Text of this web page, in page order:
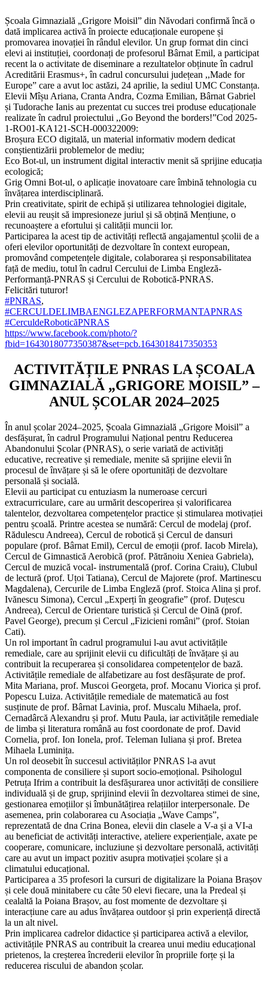
Școala Gimnazială „Grigore Moisil” din Năvodari confirmă încă o
dată implicarea activă în proiecte educaționale europene și
promovarea inovației în rândul elevilor. Un grup format din cinci
elevi ai instituției, coordonați de profesorul Bârnat Emil, a participat
recent la o activitate de diseminare a rezultatelor obținute în cadrul
Acreditării Erasmus+, în cadrul concursului județean ,,Made for
Europe” care a avut loc astăzi, 24 aprilie, la sediul UMC Constanța.
Elevii Mîșu Ariana, Cranta Andra, Cozma Emilian, Bârnat Gabriel
și Tudorache Ianis au prezentat cu succes trei produse educaționale
realizate în cadrul proiectului ,,Go Beyond the borders!”Cod 2025-
1-RO01-KA121-SCH-000322009:
Broșura ECO digitală, un material informativ modern dedicat
conștientizării problemelor de mediu;
Eco Bot-ul, un instrument digital interactiv menit să sprijine educația
ecologică;
Grig Omni Bot-ul, o aplicație inovatoare care îmbină tehnologia cu
învățarea interdisciplinară.
Prin creativitate, spirit de echipă și utilizarea tehnologiei digitale,
elevii au reușit să impresioneze juriul și să obțină Mențiune, o
recunoaștere a efortului și calității muncii lor.
Participarea la acest tip de activități reflectă angajamentul școlii de a
oferi elevilor oportunități de dezvoltare în context european,
promovând competențele digitale, colaborarea și responsabilitatea
față de mediu, totul în cadrul Cercului de Limba Engleză-
Performanță-PNRAS și Cercului de Robotică-PNRAS.
Felicitări tuturor!
#PNRAS,
#CERCULDELIMBAENGLEZAPERFORMANTAPNRAS
#CerculdeRoboticăPNRAS
https://www.facebook.com/photo/?
fbid=1643018077350387&set=pcb.1643018417350353
ACTIVITĂȚILE PNRAS LA ȘCOALA
GIMNAZIALĂ „GRIGORE MOISIL” –
ANUL ȘCOLAR 2024–2025
În anul școlar 2024–2025, Școala Gimnazială „Grigore Moisil” a
desfășurat, în cadrul Programului Național pentru Reducerea
Abandonului Școlar (PNRAS), o serie variată de activități
educative, recreative și remediale, menite să sprijine elevii în
procesul de învățare și să le ofere oportunități de dezvoltare
personală și socială.
Elevii au participat cu entuziasm la numeroase cercuri
extracurriculare, care au urmărit descoperirea și valorificarea
talentelor, dezvoltarea competențelor practice și stimularea motivației
pentru școală. Printre acestea se numără: Cercul de modelaj (prof.
Rădulescu Andreea), Cercul de robotică și Cercul de dansuri
populare (prof. Bârnat Emil), Cercul de emoții (prof. Iacob Mirela),
Cercul de Gimnastică Aerobică (prof. Pătrănoiu Xeniea Gabriela),
Cercul de muzică vocal- instrumentală (prof. Corina Craiu), Clubul
de lectură (prof. Uțoi Tatiana), Cercul de Majorete (prof. Martinescu
Magdalena), Cercurile de Limba Engleză (prof. Stoica Alina și prof.
Ivănescu Simona), Cercul „Experți în geografie” (prof. Duțescu
Andreea), Cercul de Orientare turistică și Cercul de Oină (prof.
Pavel George), precum și Cercul „Fizicieni români” (prof. Stoian
Cati).
Un rol important în cadrul programului l-au avut activitățile
remediale, care au sprijinit elevii cu dificultăți de învățare și au
contribuit la recuperarea și consolidarea competențelor de bază.
Activitățile remediale de alfabetizare au fost desfășurate de prof.
Mita Mariana, prof. Muscoi Georgeta, prof. Mocanu Viorica și prof.
Popescu Luiza. Activitățile remediale de matematică au fost
susținute de prof. Bârnat Lavinia, prof. Muscalu Mihaela, prof.
Cernadârcă Alexandru și prof. Mutu Paula, iar activitățile remediale
de limba și literatura română au fost coordonate de prof. David
Cornelia, prof. Ion Ionela, prof. Teleman Iuliana și prof. Bretea
Mihaela Luminița.
Un rol deosebit în succesul activităților PNRAS l-a avut
componenta de consiliere și suport socio-emoțional. Psihologul
Petruța Ifrim a contribuit la desfășurarea unor activități de consiliere
individuală și de grup, sprijinind elevii în dezvoltarea stimei de sine,
gestionarea emoțiilor și îmbunătățirea relațiilor interpersonale. De
asemenea, prin colaborarea cu Asociația „Wave Camps”,
reprezentată de dna Crina Bonea, elevii din clasele a V-a și a VI-a
au beneficiat de activități interactive, ateliere experiențiale, axate pe
cooperare, comunicare, incluziune și dezvoltare personală, activități
care au avut un impact pozitiv asupra motivației școlare și a
climatului educațional.
Participarea a 35 profesori la cursuri de digitalizare la Poiana Brașov
și cele două minitabere cu câte 50 elevi fiecare, una la Predeal și
cealaltă la Poiana Brașov, au fost momente de dezvoltare și
interacțiune care au adus învățarea outdoor și prin experiență directă
la un alt nivel.
Prin implicarea cadrelor didactice și participarea activă a elevilor,
activitățile PNRAS au contribuit la crearea unui mediu educațional
prietenos, la creșterea încrederii elevilor în propriile forțe și la
reducerea riscului de abandon școlar.